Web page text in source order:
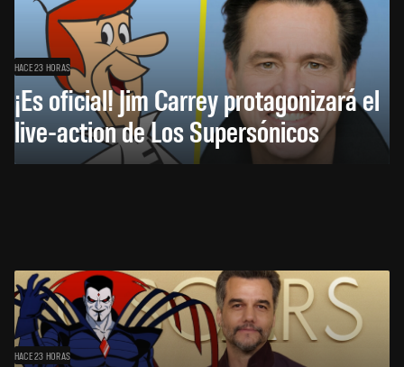
HACE 23 HORAS
¡Es oficial! Jim Carrey protagonizará el
live-action de Los Supersónicos
HACE 23 HORAS